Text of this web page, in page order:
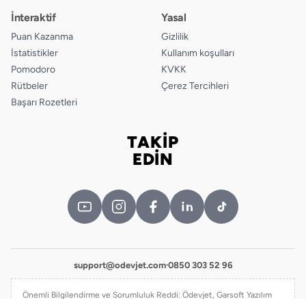
İnteraktif
Puan Kazanma
İstatistikler
Pomodoro
Rütbeler
Başarı Rozetleri
Yasal
Gizlilik
Kullanım koşulları
KVKK
Çerez Tercihleri
TAKİP
EDİN
support@odevjet.com·0850 303 52 96
Önemli Bilgilendirme ve Sorumluluk Reddi: Ödevjet, Garsoft Yazılım